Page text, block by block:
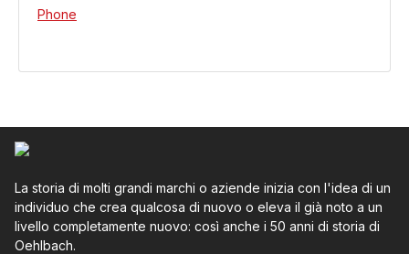
Phone
La storia di molti grandi marchi o aziende inizia con l'idea di un
individuo che crea qualcosa di nuovo o eleva il già noto a un
livello completamente nuovo: così anche i 50 anni di storia di
Oehlbach.